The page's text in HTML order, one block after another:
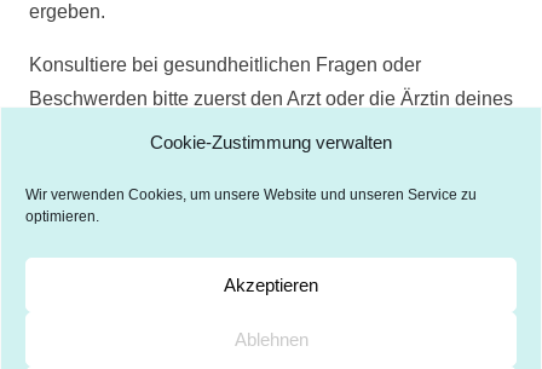
Cookie-Zustimmung verwalten
Wir verwenden Cookies, um unsere Website und unseren Service zu
optimieren.
Akzeptieren
Ablehnen
ergeben.
Konsultiere bei gesundheitlichen Fragen oder
Beschwerden bitte zuerst den Arzt oder die Ärztin deines
Datenschutz Haftungsausschluss